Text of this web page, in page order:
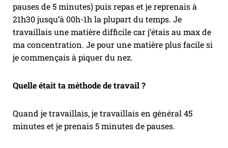
pauses de 5 minutes) puis repas et je reprenais à
21h30 jusqu’à 00h-1h la plupart du temps. Je
travaillais une matière difficile car j’étais au max de
ma concentration. Je pour une matière plus facile si
je commençais à piquer du nez.
Quelle était ta méthode de travail ?
Quand je travaillais, je travaillais en général 45
minutes et je prenais 5 minutes de pauses.